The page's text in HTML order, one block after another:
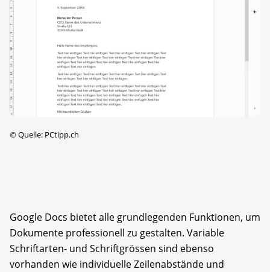
©Quelle: PCtipp.ch
Google Docs bietet alle grundlegenden Funktionen, um
Dokumente professionell zu gestalten. Variable
Schriftarten- und Schriftgrössen sind ebenso
vorhanden wie individuelle Zeilenabstände und